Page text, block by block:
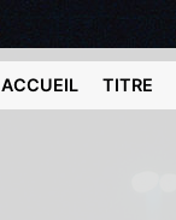
ACCUEIL TITRE